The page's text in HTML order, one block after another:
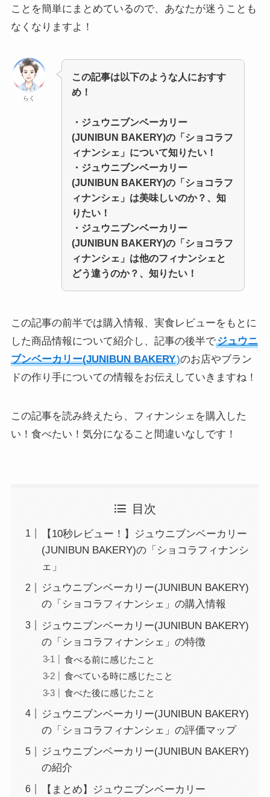
ことを簡単にまとめているので、あなたが迷うことも
なくなりますよ！
らく
この記事は以下のような人におすす
め！
・ ジュウニブンベーカリー
(JUNIBUN BAKERY)の「ショコラフ
ィナンシェ」 について知りたい！
・ ジュウニブンベーカリー
(JUNIBUN BAKERY)の「ショコラフ
ィナンシェ」 は美味しいのか？、知
りたい！
・ ジュウニブンベーカリー
(JUNIBUN BAKERY)の「ショコラフ
ィナンシェ」 は他のフィナンシェと
どう違うのか？、知りたい！
この記事の前半では購入情報、実食レビューをもとに
した商品情報について紹介し、記事の後半でジュウニ
ブンベーカリー(JUNIBUN BAKERY)のお店やブラン
ドの作り手についての情報をお伝えしていきますね！
この記事を読み終えたら、フィナンシェを購入した
い！食べたい！気分になること間違いなしです！
目次
【10秒レビュー！】ジュウニブンベーカリー
(JUNIBUN BAKERY)の「ショコラフィナンシ
ェ」
ジュウニブンベーカリー(JUNIBUN BAKERY)
の「ショコラフィナンシェ」の購入情報
ジュウニブンベーカリー(JUNIBUN BAKERY)
の「ショコラフィナンシェ」の特徴
食べる前に感じたこと
食べている時に感じたこと
食べた後に感じたこと
ジュウニブンベーカリー(JUNIBUN BAKERY)
の「ショコラフィナンシェ」の評価マップ
ジュウニブンベーカリー(JUNIBUN BAKERY)
の紹介
【まとめ】ジュウニブンベーカリー